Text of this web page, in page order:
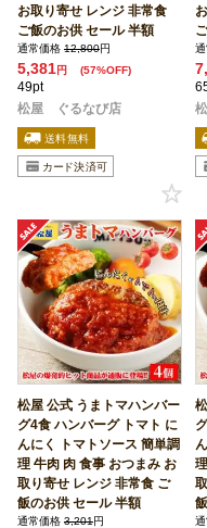
お取り寄せ レンジ 非常食
ご飯のお供 セール 半額
通常価格 12,800円
5,381円 (57%OFF)
49pt
松屋 ぐるなび店
松屋 公式 うまトマハンバー
グ4食 ハンバーグ トマト に
んにく トマトソース 簡単調
理 牛肉 肉 食事 おつまみ お
取り寄せ レンジ 非常食 ご
飯のお供 セール 半額
通常価格 3,201円